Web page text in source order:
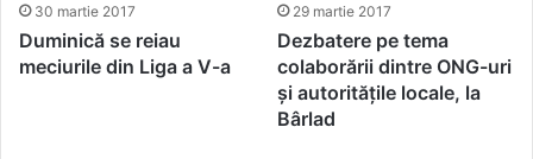
30 martie 2017
Duminică se reiau
meciurile din Liga a V-a
29 martie 2017
Dezbatere pe tema
colaborării dintre ONG-uri
și autoritățile locale, la
Bârlad